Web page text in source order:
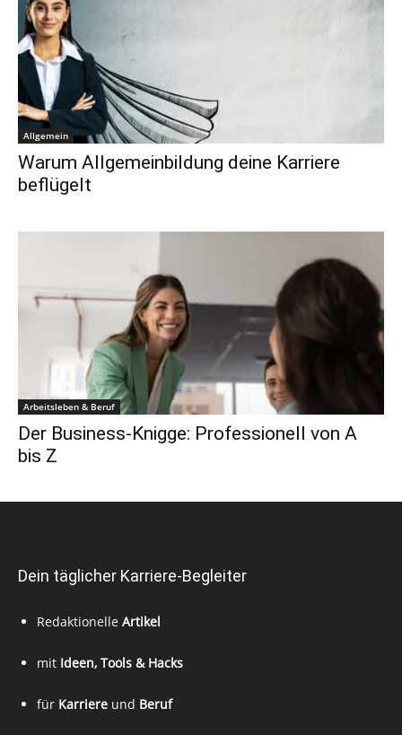
Allgemein
Warum Allgemeinbildung deine Karriere
beflügelt
Arbeitsleben & Beruf
Der Business-Knigge: Professionell von A
bis Z
Dein täglicher Karriere-Begleiter
Redaktionelle Artikel
mit Ideen, Tools & Hacks
für Karriere und Beruf